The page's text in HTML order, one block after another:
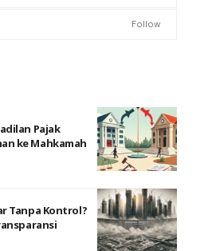
Follow
Pajak
ke Mahkamah
Tanpa Kontrol?